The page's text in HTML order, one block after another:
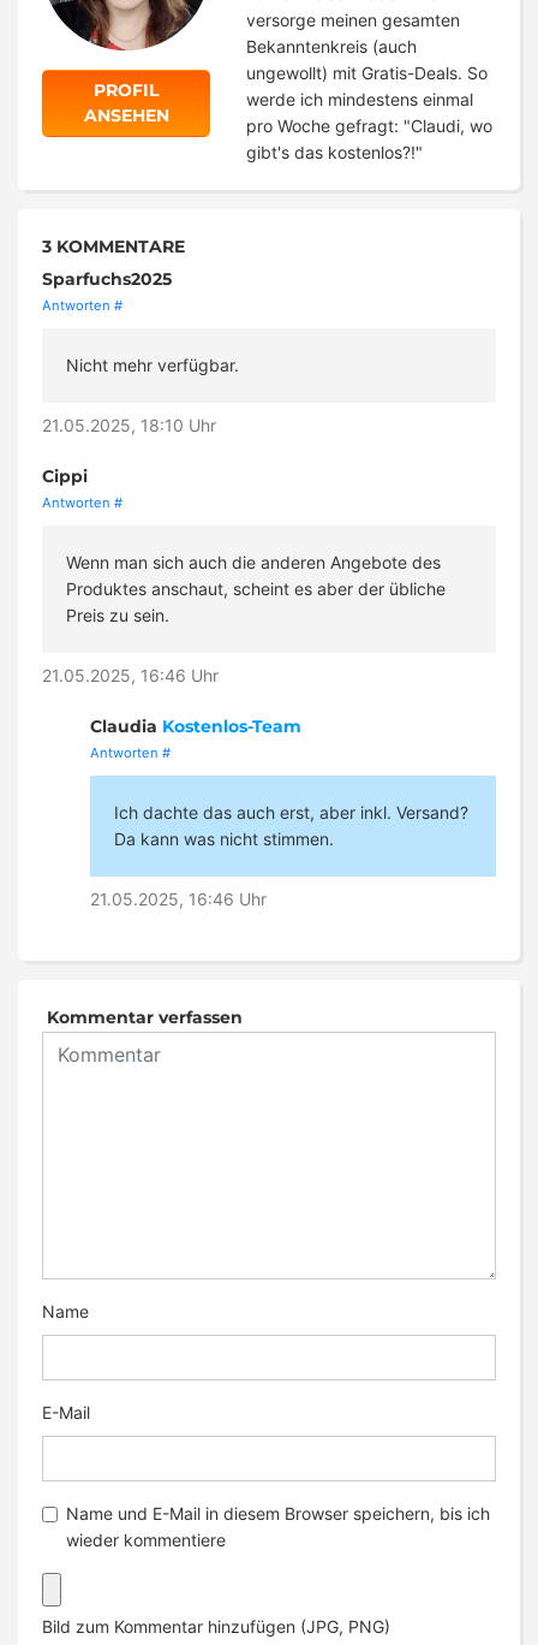
PROFIL
ANSEHEN
versorge meinen gesamten
Bekanntenkreis (auch
ungewollt) mit Gratis-Deals. So
werde ich mindestens einmal
pro Woche gefragt: "Claudi, wo
gibt's das kostenlos?!"
3 KOMMENTARE
Sparfuchs2025
Antworten #
Nicht mehr verfügbar.
21.05.2025, 18:10 Uhr
Cippi
Antworten #
Wenn man sich auch die anderen Angebote des
Produktes anschaut, scheint es aber der übliche
Preis zu sein.
21.05.2025, 16:46 Uhr
Claudia Kostenlos-Team
Antworten #
Ich dachte das auch erst, aber inkl. Versand?
Da kann was nicht stimmen.
21.05.2025, 16:46 Uhr
Kommentar verfassen
Name
E-Mail
Name und E-Mail in diesem Browser speichern, bis ich
wieder kommentiere
Bild zum Kommentar hinzufügen (JPG, PNG)